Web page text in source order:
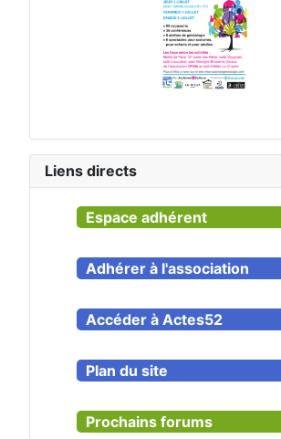
Liens directs
Espace adhérent
Adhérer à l'association
Accéder à Actes52
Plan du site
Prochains forums